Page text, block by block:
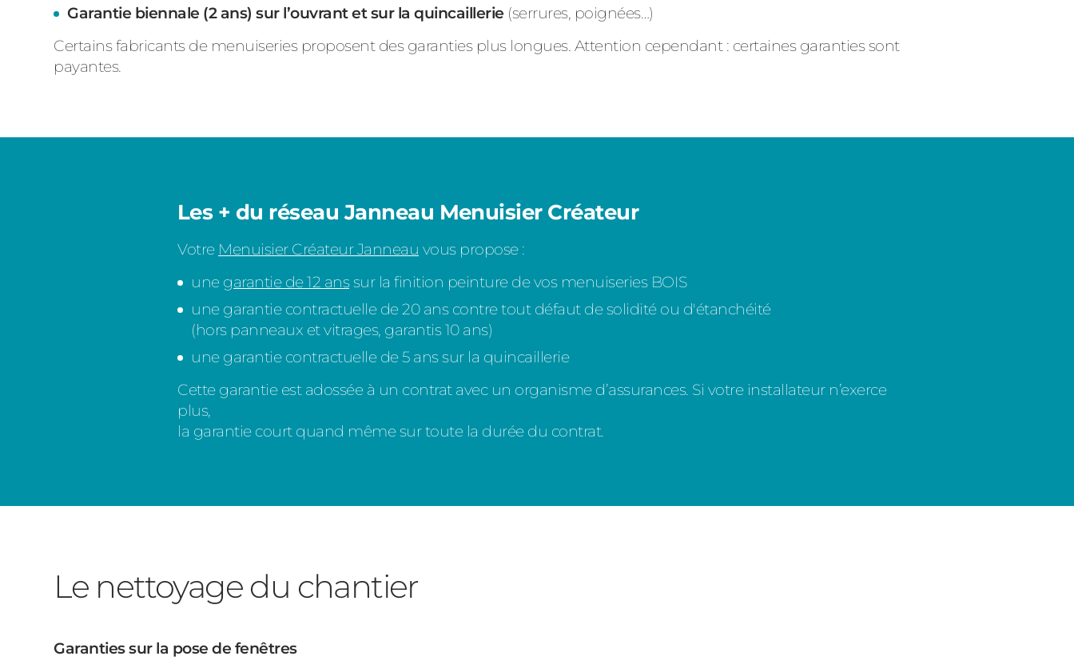
Garantie biennale (2 ans) sur l’ouvrant et sur la quincaillerie (serrures, poignées…)
Certains fabricants de menuiseries proposent des garanties plus longues. Attention cependant : certaines garanties sont
payantes.
Les + du réseau Janneau Menuisier Créateur
Votre Menuisier Créateur Janneau vous propose :
une garantie de 12 anssur la finition peinture de vos menuiseries BOIS
une garantie contractuelle de 20 ans contre tout défaut de solidité ou d'étanchéité
(hors panneaux et vitrages, garantis 10 ans)
une garantie contractuelle de 5 ans sur la quincaillerie
Cette garantie est adossée à un contrat avec un organisme d’assurances. Si votre installateur n’exerce
plus,
la garantie court quand même sur toute la durée du contrat.
Le nettoyage du chantier
Garanties sur la pose de fenêtres